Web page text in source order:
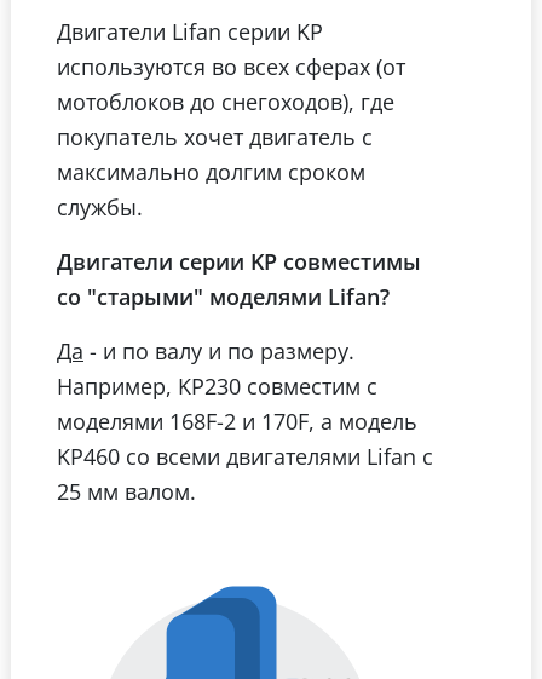
Двигатели Lifan серии KP
используются во всех сферах (от
мотоблоков до снегоходов), где
покупатель хочет двигатель с
максимально долгим сроком
службы.
Двигатели серии KP совместимы
со "старыми" моделями Lifan?
Да - и по валу и по размеру.
Например, KP230 совместим с
моделями 168F-2 и 170F, а модель
KP460 со всеми двигателями Lifan с
25 мм валом.